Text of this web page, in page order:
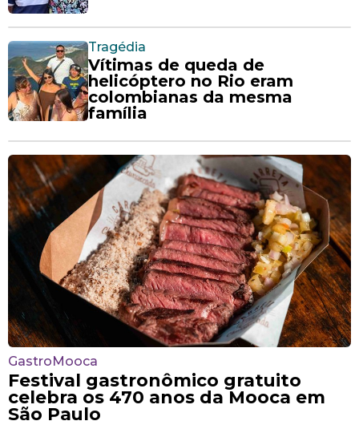
Tragédia
Vítimas de queda de
helicóptero no Rio eram
colombianas da mesma
família
GastroMooca
Festival gastronômico gratuito
celebra os 470 anos da Mooca em
São Paulo